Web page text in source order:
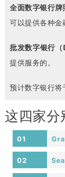
全面数字银行牌
可以提供各种
批发数字银行
提供服务的。
预计数字银行将
这四家分
01
02